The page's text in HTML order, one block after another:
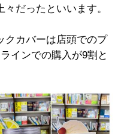
だったといいます。
クカバーは店頭でのプ
インでの購入が9割と